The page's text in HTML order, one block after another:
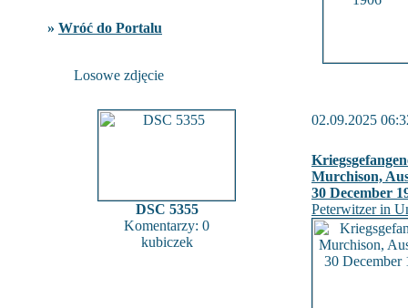
» Wróć do Portalu
Losowe zdjęcie
DSC 5355
Komentarzy: 0
kubiczek
02.09.2025
Murchison,
30 December
Peterwitzer in